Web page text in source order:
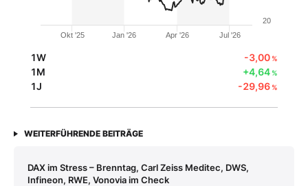
Okt '25 Jan '26 Apr '26 Jul '26
20
1W -3,00%
1M +4,64%
1J -29,96%
WEITERFÜHRENDE BEITRÄGE
DAX im Stress – Brenntag, Carl Zeiss Meditec, DWS,
Infineon, RWE, Vonovia im Check